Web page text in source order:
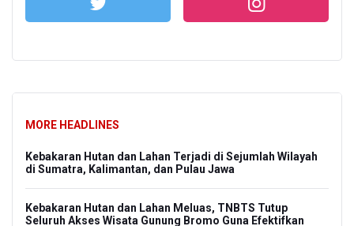
MORE HEADLINES
Kebakaran Hutan dan Lahan Terjadi di Sejumlah Wilayah
di Sumatra, Kalimantan, dan Pulau Jawa
Kebakaran Hutan dan Lahan Meluas, TNBTS Tutup
Seluruh Akses Wisata Gunung Bromo Guna Efektifkan